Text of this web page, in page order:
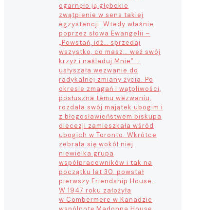
ogarnęło ją głębokie
zwątpienie w sens takiej
egzystencji. Wtedy właśnie
poprzez słowa Ewangelii –
„Powstań, idź… sprzedaj
wszystko, co masz… weź swój
krzyż i naśladuj Mnie” –
usłyszała wezwanie do
radykalnej zmiany życia. Po
okresie zmagań i wątpliwości,
posłuszna temu wezwaniu,
rozdała swój majątek ubogim i
z błogosławieństwem biskupa
diecezji zamieszkała wśród
ubogich w Toronto. Wkrótce
zebrała się wokół niej
niewielka grupa
współpracowników i tak na
początku lat 30. powstał
pierwszy Friendship House.
W 1947 roku założyła
w Combermere w Kanadzie